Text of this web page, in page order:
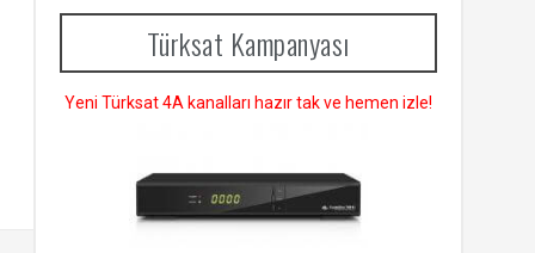
Türksat Kampanyası
Yeni Türksat 4A kanalları hazır tak ve hemen izle!